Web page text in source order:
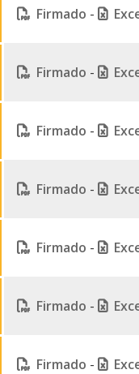
Firmado -
Firmado -
Firmado -
Firmado -
Firmado -
Firmado -
Firmado -